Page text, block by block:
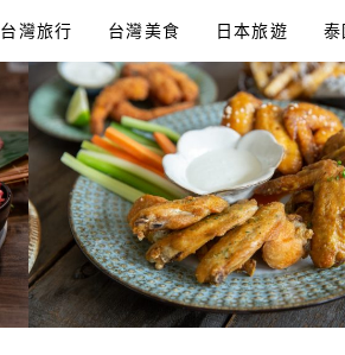
台灣旅行 台灣美食 日本旅遊 泰